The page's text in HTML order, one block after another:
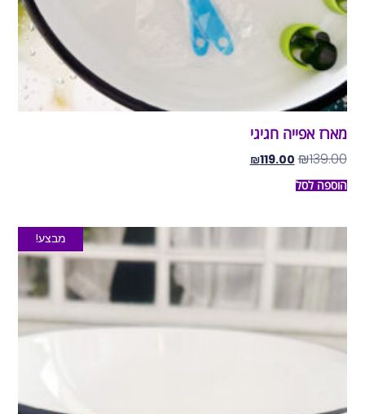
מארז אפייה חגיגי
₪139.00
₪119.00
הוספה לסל
מבצע!